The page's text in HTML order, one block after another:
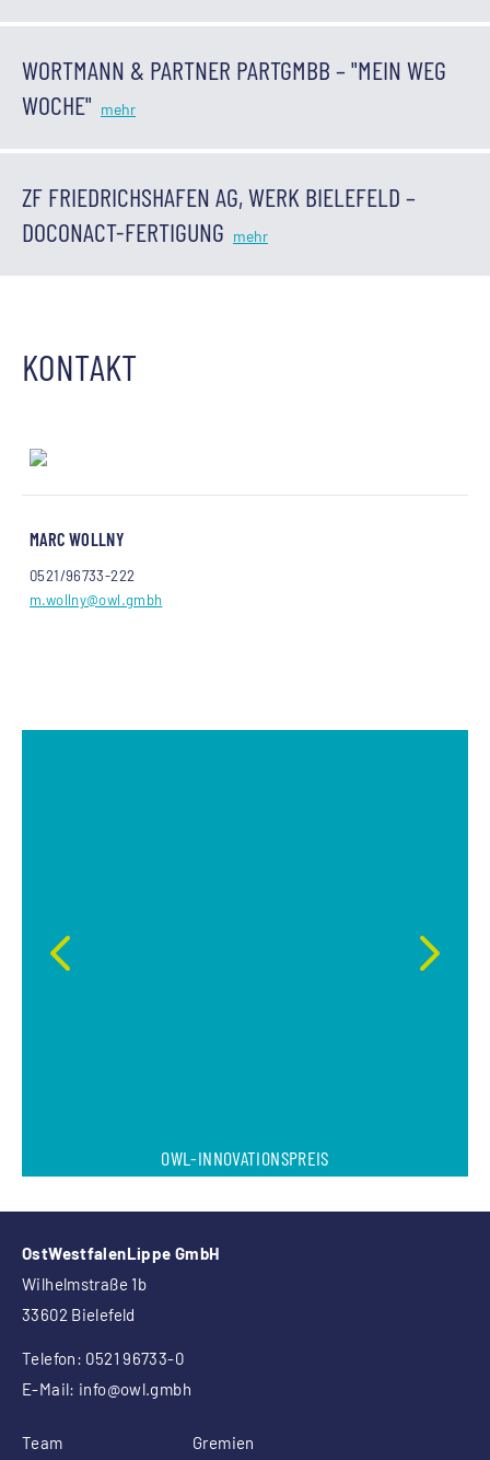
WORTMANN & PARTNER PARTGMBB – "MEIN WEG
WOCHE"
ZF FRIEDRICHSHAFEN AG, WERK BIELEFELD –
DOCONACT-FERTIGUNG
KONTAKT
MARC WOLLNY
0521/96733-222
m.wollny@owl.gmbh
OWL-INNOVATIONSPREIS
OstWestfalenLippe GmbH
Wilhelmstraße 1b
33602 Bielefeld
Telefon: 0521 96733-0
E-Mail: info@owl.gmbh
Team Gremien